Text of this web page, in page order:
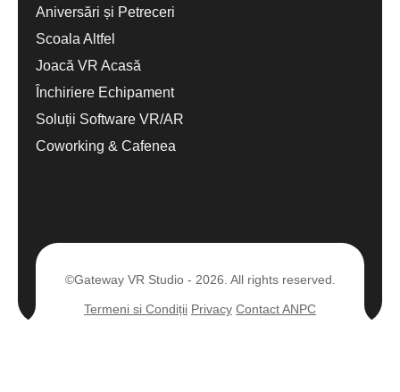
Aniversări și Petreceri
Scoala Altfel
Joacă VR Acasă
Închiriere Echipament
Soluții Software VR/AR
Coworking & Cafenea
©Gateway VR Studio - 2026. All rights reserved.
Termeni si Condiții Privacy Contact ANPC